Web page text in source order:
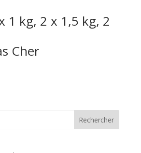
1 kg, 2 x 1,5 kg, 2
Cher